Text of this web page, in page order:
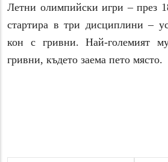
Летни олимпийски игри – през
стартира в три дисциплини –
кон с гривни. Най-големият
гривни, където заема пето място.